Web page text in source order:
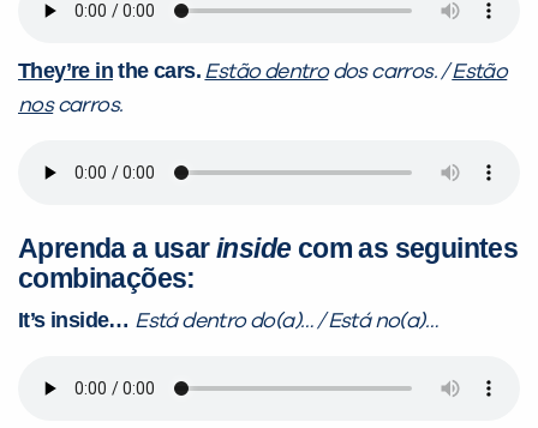
They’re in the cars. Estão dentrodos carros. /Estão
noscarros.
Aprenda a usarinsidecom as seguintes
combinações:
It’s inside… Está dentro do(a)… / Está no(a)…